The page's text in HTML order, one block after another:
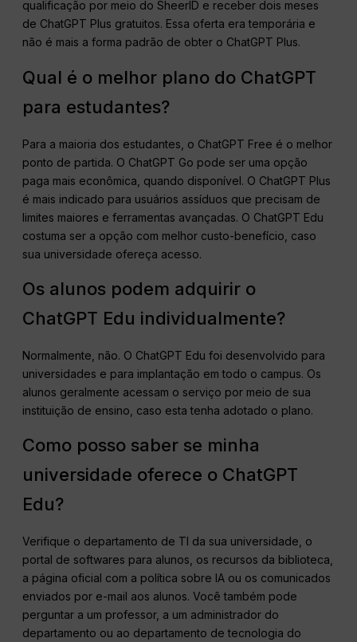
qualificação por meio do SheerID e receber dois meses
de ChatGPT Plus gratuitos. Essa oferta era temporária e
não é mais a forma padrão de obter o ChatGPT Plus.
Qual é o melhor plano do ChatGPT
para estudantes?
Para a maioria dos estudantes, o ChatGPT Free é o melhor
ponto de partida. O ChatGPT Go pode ser uma opção
paga mais econômica, quando disponível. O ChatGPT Plus
é mais indicado para usuários assíduos que precisam de
limites maiores e ferramentas avançadas. O ChatGPT Edu
costuma ser a opção com melhor custo-benefício, caso
sua universidade ofereça acesso.
Os alunos podem adquirir o
ChatGPT Edu individualmente?
Normalmente, não. O ChatGPT Edu foi desenvolvido para
universidades e para implantação em todo o campus. Os
alunos geralmente acessam o serviço por meio de sua
instituição de ensino, caso esta tenha adotado o plano.
Como posso saber se minha
universidade oferece o ChatGPT
Edu?
Verifique o departamento de TI da sua universidade, o
portal de softwares para alunos, os recursos da biblioteca,
a página oficial com a política sobre IA ou os comunicados
enviados por e-mail aos alunos. Você também pode
perguntar a um professor, a um administrador do
departamento ou ao departamento de tecnologia do